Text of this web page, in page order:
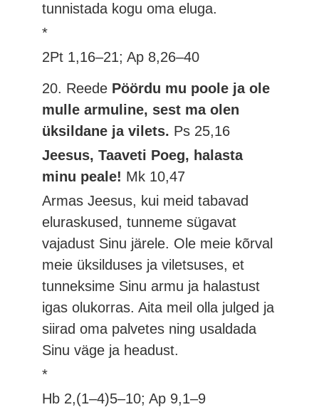
tunnistada kogu oma eluga.
*
2Pt 1,16–21; Ap 8,26–40
20. Reede Pöördu mu poole ja ole
mulle armuline, sest ma olen
üksildane ja vilets. Ps 25,16
Jeesus, Taaveti Poeg, halasta
minu peale! Mk 10,47
Armas Jeesus, kui meid tabavad
eluraskused, tunneme sügavat
vajadust Sinu järele. Ole meie kõrval
meie üksilduses ja viletsuses, et
tunneksime Sinu armu ja halastust
igas olukorras. Aita meil olla julged ja
siirad oma palvetes ning usaldada
Sinu väge ja headust.
*
Hb 2,(1–4)5–10; Ap 9,1–9